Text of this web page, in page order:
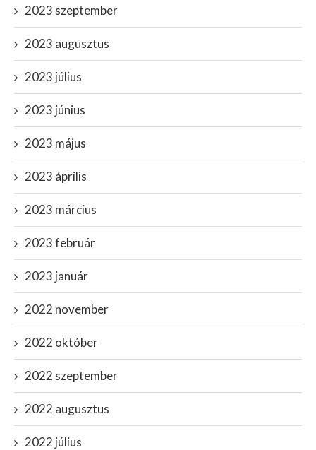
2023 szeptember
2023 augusztus
2023 július
2023 június
2023 május
2023 április
2023 március
2023 február
2023 január
2022 november
2022 október
2022 szeptember
2022 augusztus
2022 július